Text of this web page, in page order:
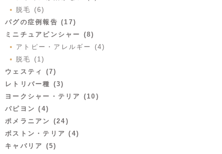
脱毛 (6)
パグの症例報告 (17)
ミニチュアピンシャー (8)
アトピー・アレルギー (4)
脱毛 (1)
ウェスティ (7)
レトリバー種 (3)
ヨークシャー・テリア (10)
パピヨン (4)
ポメラニアン (24)
ボストン・テリア (4)
キャバリア (5)